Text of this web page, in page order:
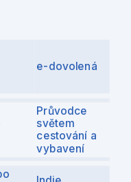
e-dovolená
Průvodce
světem
cestování a
vybavení